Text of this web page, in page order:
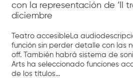
con la representación de ‘Il
diciembre
Teatro accesibleLa
función sin perder detalle con las
off. También habrá sistema de
Arts ha seleccionado funciones
de los títulos...